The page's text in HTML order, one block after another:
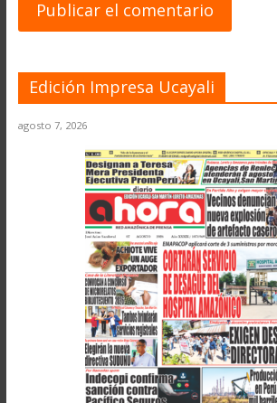
Edición Impresa Ucayali
agosto 7, 2026